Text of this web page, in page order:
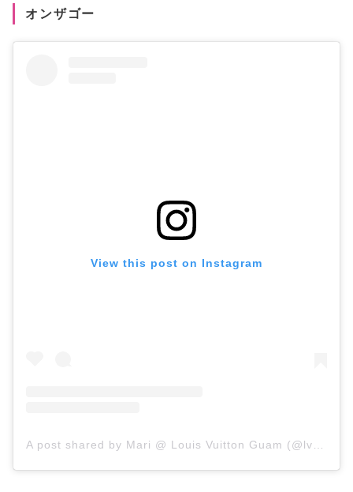
オンザゴー
View this post on Instagram
A post shared by Mari @ Louis Vuitton Guam (@lvsaleya)